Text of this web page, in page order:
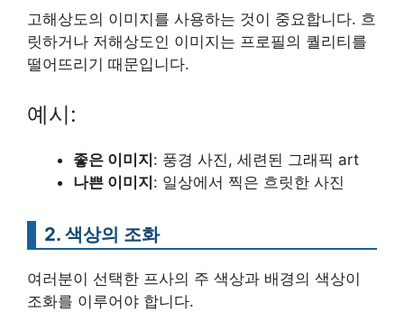
고해상도의 이미지를 사용하는 것이 중요합니다. 흐
릿하거나 저해상도인 이미지는 프로필의 퀄리티를
떨어뜨리기 때문입니다.
예시:
좋은 이미지 : 풍경 사진, 세련된 그래픽 art
나쁜 이미지 : 일상에서 찍은 흐릿한 사진
2. 색상의 조화
여러분이 선택한 프사의 주 색상과 배경의 색상이
조화를 이루어야 합니다.